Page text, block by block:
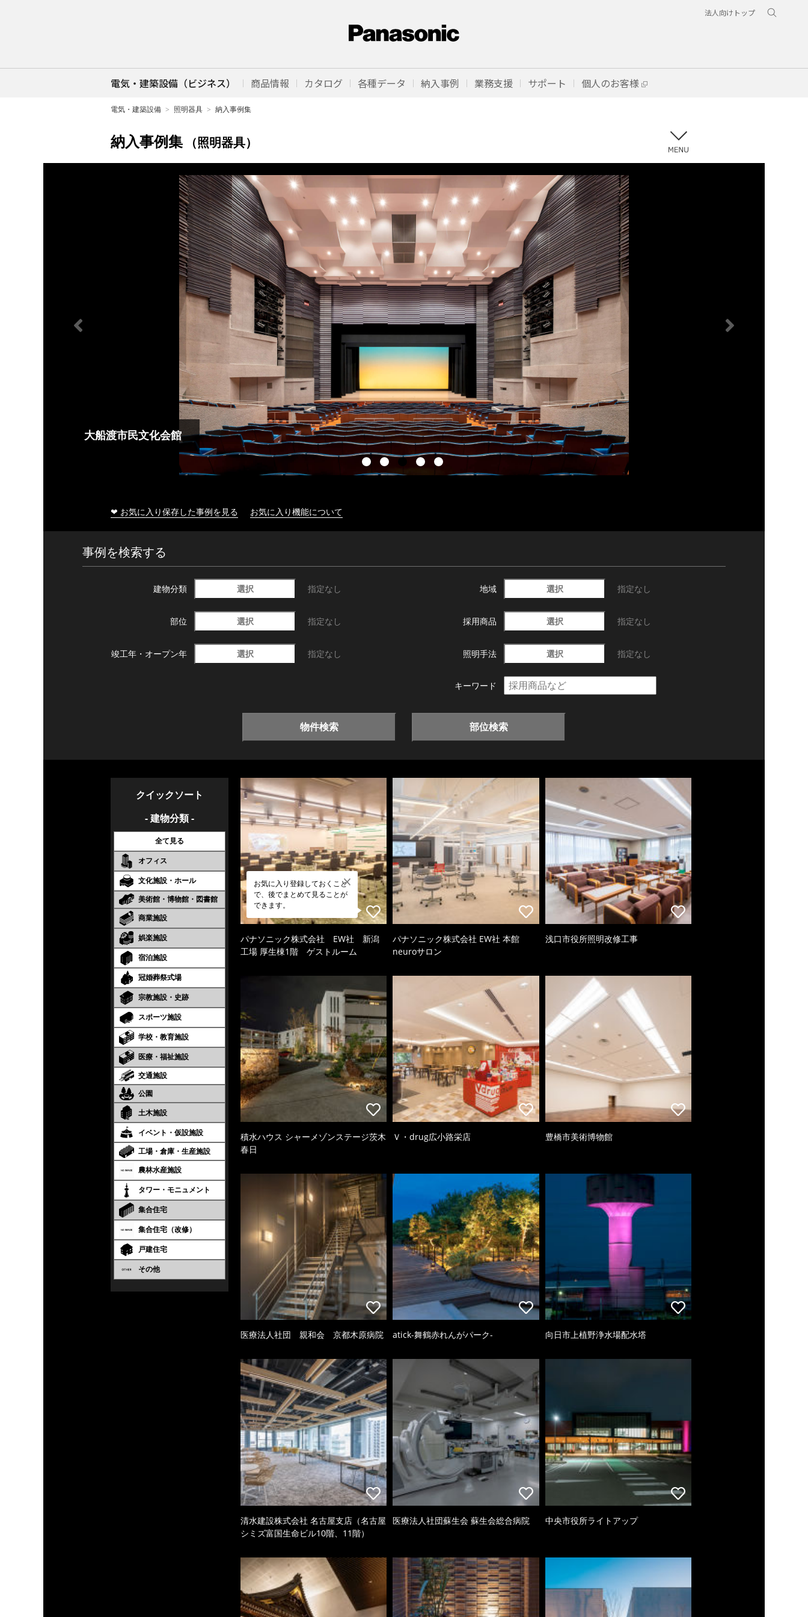
法人向けトップ
電気・建築設備（ビジネス） 商品情報 カタログ 各種データ 納入事例 業務支援 サポート 個人のお客様
電気・建築設備 照明器具 納入事例集
納入事例集 （照明器具）
大船渡市民文化会館
❤ お気に入り保存した事例を見る お気に入り機能について
事例を検索する
建物分類 選択 指定なし 地域 選択 指定なし
部位 選択 指定なし 採用商品 選択 指定なし
竣工年・ オープン年 選択 指定なし 照明手法 選択 指定なし
キーワード
物件検索 部位検索
クイックソート
- 建物分類 -
全て見る
オフィス
文化施設・ホール
美術館・博物館・図書館
商業施設
娯楽施設
宿泊施設
冠婚葬祭式場
宗教施設・史跡
スポーツ施設
学校・教育施設
医療・福祉施設
交通施設
公園
土木施設
イベント・仮設施設
工場・倉庫・生産施設
農林水産施設
タワー・モニュメント
集合住宅
集合住宅（改修）
戸建住宅
その他
お気に入り登録しておくこと
で、後でまとめて見ることが
できます。
パナソニック株式会社 EW社 新潟
工場 厚生棟1階 ゲストルーム
パナソニック株式会社 EW社 本館
neuroサロン
浅口市役所照明改修工事
積水ハウス シャーメゾンステージ茨木
春日
Ｖ・drug広小路栄店 豊橋市美術博物館
医療法人社団 親和会 京都木原病院 atick-舞鶴赤れんがパーク- 向日市上植野浄水場配水塔
清水建設株式会社 名古屋支店（名古屋
シミズ富国生命ビル10階、11階）
医療法人社団蘇生会 蘇生会総合病院 中央市役所ライトアップ